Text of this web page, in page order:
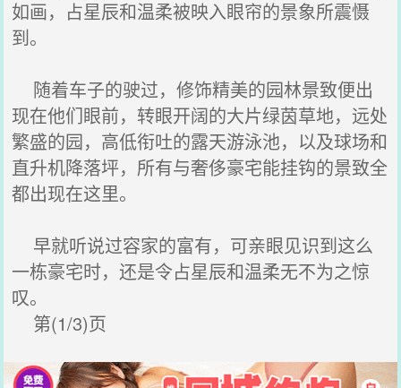
如画，占星辰和温柔被映入眼帘的景象所震慑
到。
随着车子的驶过，修饰精美的园林景致便出
现在他们眼前，转眼开阔的大片绿茵草地，远处
繁盛的园，高低衔吐的露天游泳池，以及球场和
直升机降落坪，所有与奢侈豪宅能挂钩的景致全
都出现在这里。
早就听说过容家的富有，可亲眼见识到这么
一栋豪宅时，还是令占星辰和温柔无不为之惊
叹。
第(1/3)页